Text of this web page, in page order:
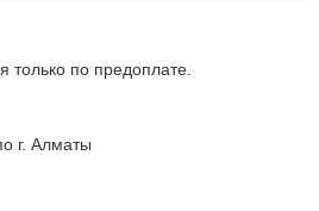
только по предоплате.
г. Алматы